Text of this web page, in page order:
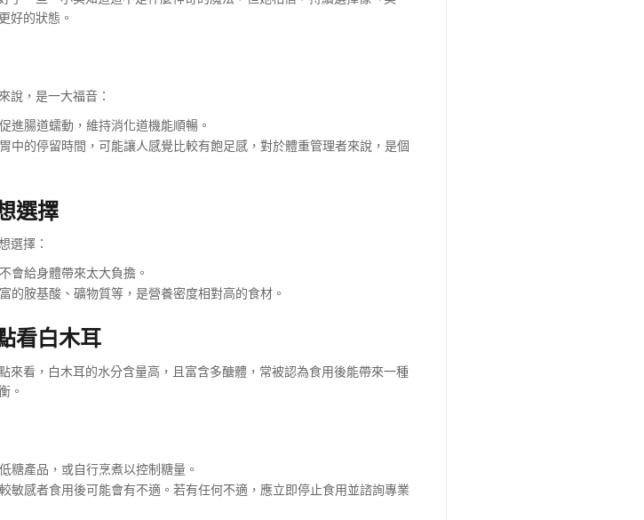
好的狀態。
說，是一大福音：
進腸道蠕動，維持消化道機能順暢。
中的停留時間，可能讓人感覺比較有飽足感，對於體重管理者來說，是個
選擇
選擇：
會給身體帶來太大負擔。
的胺基酸、礦物質等，是營養密度相對高的食材。
看白木耳
看，白木耳的水分含量高，且富含多醣體，常被認為食用後能帶來一種
。
糖產品，或自行烹煮以控制糖量。
敏感者食用後可能會有不適。若有任何不適，應立即停止食用並諮詢專業